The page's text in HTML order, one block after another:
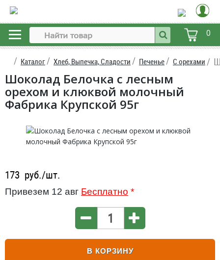
0
Каталог Хлеб, Выпечка, Сладости Печенье С орехами
Шоколад Белочка с лесным
орехом и клюквой молочный
Фабрика Крупской 95г
173 руб./шт.
Привезем 12 авг Бесплатно *
В КОРЗИНУ